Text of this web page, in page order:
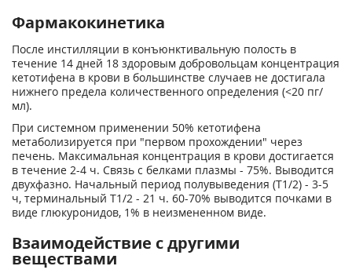
Фармакокинетика
После инстилляции в конъюнктивальную полость в
течение 14 дней 18 здоровым добровольцам концентрация
кетотифена в крови в большинстве случаев не достигала
нижнего предела количественного определения (<20 пг/
мл).
При системном применении 50% кетотифена
метаболизируется при "первом прохождении" через
печень. Максимальная концентрация в крови достигается
в течение 2-4 ч. Связь с белками плазмы - 75%. Выводится
двухфазно. Начальный период полувыведения (Т1/2) - 3-5
ч, терминальный Т1/2 - 21 ч. 60-70% выводится почками в
виде глюкуронидов, 1% в неизмененном виде.
Взаимодействие с другими
веществами